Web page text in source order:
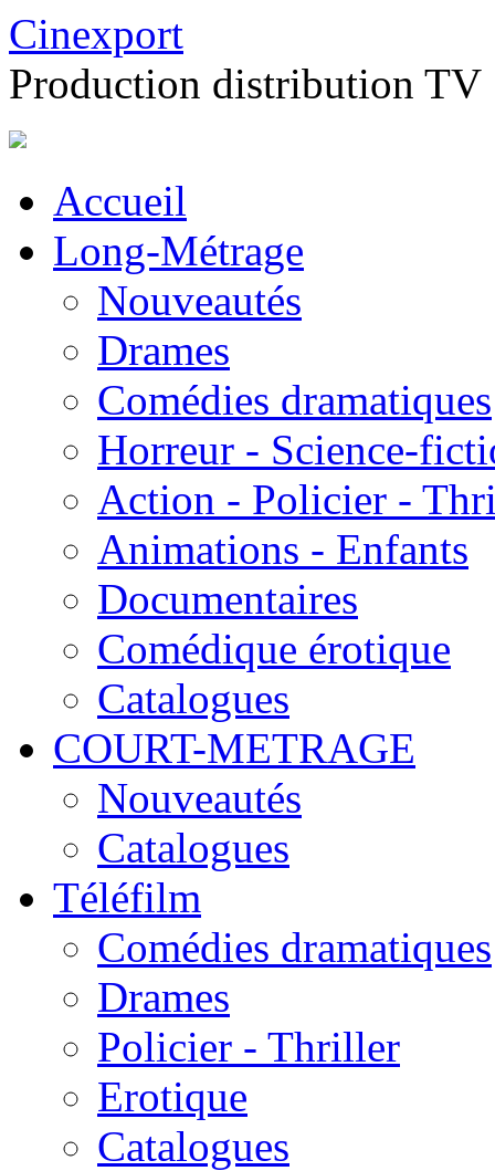
Cinexport
Production distribution TV
Accueil
Long-Métrage
Nouveautés
Drames
Comédies dramatiques
Horreur - Science-
Action - Policier -
Animations - Enfants
Documentaires
Comédique érotique
Catalogues
COURT-METRAGE
Nouveautés
Catalogues
Téléfilm
Comédies dramatiques
Drames
Policier - Thriller
Erotique
Catalogues